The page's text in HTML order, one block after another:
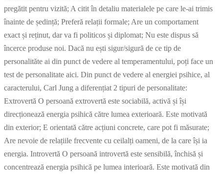
pregătit pentru vizită; A citit în detaliu materialele pe care le-ai trimis
înainte de ședință; Preferă relații formale; Are un comportament
exact și reținut, dar va fi politicos și diplomat; Nu este dispus să
încerce produse noi. Dacă nu ești sigur/sigură de ce tip de
personalităte ai din punct de vedere al temperamentului, poți face un
test de personalitate aici. Din punct de vedere al energiei psihice, al
caracterului, Carl Jung a diferențiat 2 tipuri de personalitate:
Extrovertă O persoană extrovertă este sociabilă, activă și își
direcționează energia psihică către lumea exterioară. Este motivată
din exterior; E orientată către acțiuni concrete, care pot fi măsurate;
Are nevoie de relațiile frecvente cu ceilalți oameni, de la care își ia
energia. Introvertă O persoană introvertă este sensibilă, închisă și
concentrează energia psihică pe lumea interioară. Este motivată din